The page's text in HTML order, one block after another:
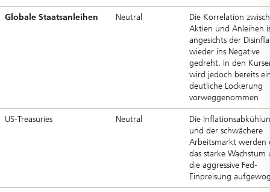
Globale Staatsanleihen Neutral
Die Korrelation
Aktien und Anleihen
angesichts der
wieder ins Negative
gedreht. In den
wird jedoch bereits
deutliche Lockerung
vorweggenommen
US-Treasuries Neutral
Die
und der schwächere
Arbeitsmarkt werden
das starke Wachstum
die aggressive Fed-
Einpreisung